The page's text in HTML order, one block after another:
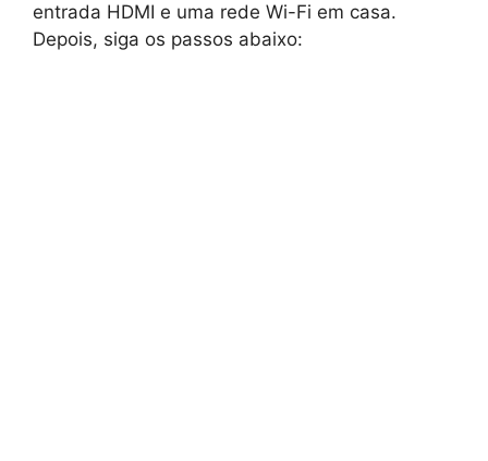
entrada HDMI e uma rede Wi-Fi em casa.
Depois, siga os passos abaixo: